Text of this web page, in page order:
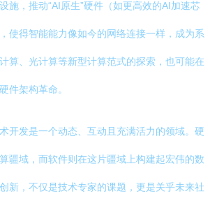
施，推动“AI原生”硬件（如更高效的AI加速芯
使得智能能力像如今的网络连接一样，成为系
算、光计算等新型计算范式的探索，也可能在
件架构革命。
开发是一个动态、互动且充满活力的领域。硬
疆域，而软件则在这片疆域上构建起宏伟的数
新，不仅是技术专家的课题，更是关乎未来社